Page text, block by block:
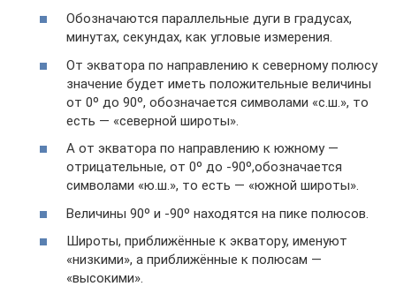
Обозначаются параллельные дуги в градусах,
минутах, секундах, как угловые измерения.
От экватора по направлению к северному полюсу
значение будет иметь положительные величины
от 0º до 90º, обозначается символами «с.ш.», то
есть — «северной широты».
А от экватора по направлению к южному —
отрицательные, от 0º до -90º,обозначается
символами «ю.ш.», то есть — «южной широты».
Величины 90º и -90º находятся на пике полюсов.
Широты, приближённые к экватору, именуют
«низкими», а приближённые к полюсам —
«высокими».